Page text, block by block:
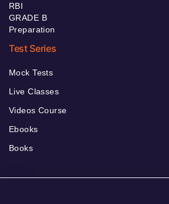
RBI
GRADE B
Preparation
Test Series
Mock Tests
Live Classes
Videos Course
Ebooks
Books